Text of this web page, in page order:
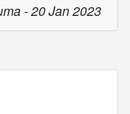
- 20 Jan 2023